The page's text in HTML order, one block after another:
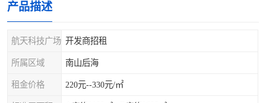
产品描述
航天科技广场 开发商招租
所属区域 南山后海
租金价格 220元--330元/㎡
宝安西乡
光明区
龙华观澜